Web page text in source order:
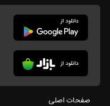
صفحات اصلی